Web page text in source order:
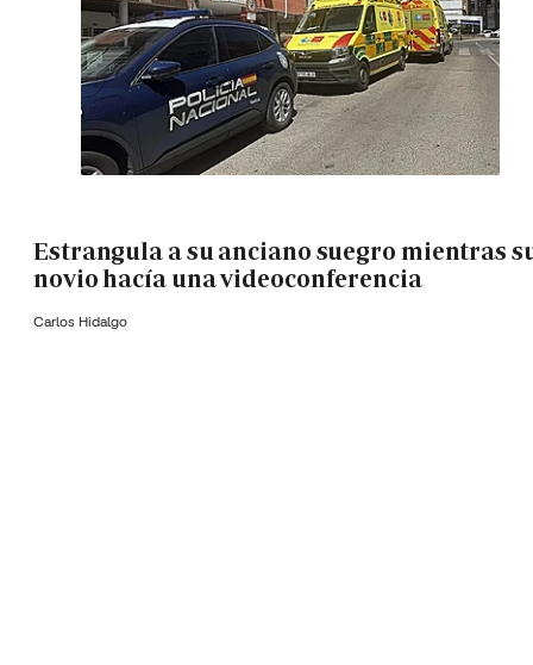
Estrangula a su anciano suegro mientras
novio hacía una videoconferencia
Carlos Hidalgo